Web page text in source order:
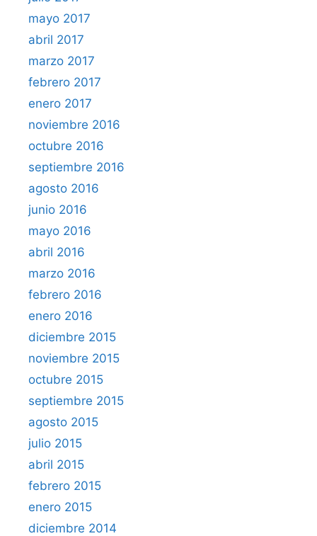
mayo 2017
abril 2017
marzo 2017
febrero 2017
enero 2017
noviembre 2016
octubre 2016
septiembre 2016
agosto 2016
junio 2016
mayo 2016
abril 2016
marzo 2016
febrero 2016
enero 2016
diciembre 2015
noviembre 2015
octubre 2015
septiembre 2015
agosto 2015
julio 2015
abril 2015
febrero 2015
enero 2015
diciembre 2014